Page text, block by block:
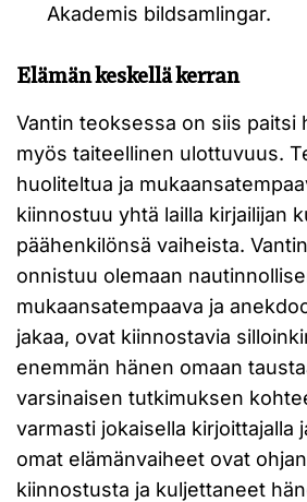
Akademis bildsamlingar.
Elämän keskellä kerran
Vantin teoksessa on siis paitsi
myös taiteellinen ulottuvuus.
huoliteltua ja
kiinnostuu yhtä lailla kirjailijan
päähenkilönsä vaiheista.
onnistuu olemaan
mukaansatempaava ja
jakaa, ovat kiinnostavia
enemmän hänen omaan
varsinaisen tutkimuksen
varmasti jokaisella kirjoittajalla
omat elämänvaiheet ovat
kiinnostusta ja kuljettaneet